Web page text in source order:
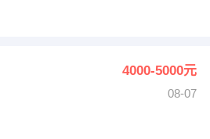
4000-5000元
08-07